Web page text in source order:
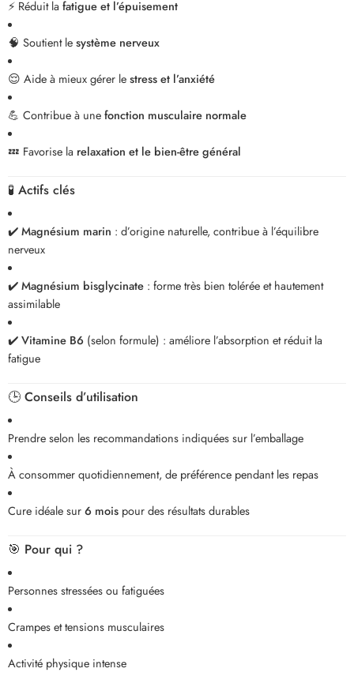
⚡ Réduit la fatigue et l’épuisement
🧠 Soutient lesystème nerveux
😌 Aide à mieux gérer lestress et l’anxiété
💪 Contribue à unefonction musculaire normale
💤 Favorise la relaxation et le bien-être général
🧪 Actifs clés
✔️Magnésium marin : d’origine naturelle, contribue à l’équilibre
nerveux
✔️Magnésium bisglycinate : forme très bien tolérée et hautement
assimilable
✔️Vitamine B6 (selon formule) : améliore l’absorption et réduit la
fatigue
🕒 Conseils d’utilisation
Prendre selon les recommandations indiquées sur l’emballage
À consommer quotidiennement, de préférence pendant les repas
Cure idéale sur6 mois pour des résultats durables
🎯 Pour qui ?
Personnes stressées ou fatiguées
Crampes et tensions musculaires
Activité physique intense